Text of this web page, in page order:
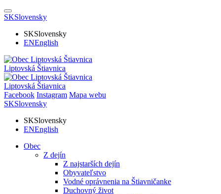
SKSlovensky
SKSlovensky
ENEnglish
Liptovská Štiavnica
Liptovská Štiavnica
Facebook Instagram Mapa webu
SKSlovensky
SKSlovensky
ENEnglish
Obec
Z dejín
Z najstarších dejín
Obyvateľstvo
Vodné oprávnenia na Štiavničanke
Duchovný život